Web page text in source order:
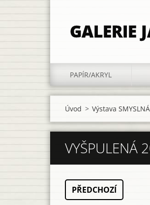
GALERIE
PAPÍR/AKRYL
Úvod > Výstava
VYŠPULENÁ
PŘEDCHOZÍ